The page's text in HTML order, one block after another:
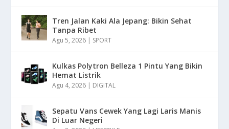
Tren Jalan Kaki Ala Jepang: Bikin Sehat
Tanpa Ribet
Agu 5, 2026 | SPORT
Kulkas Polytron Belleza 1 Pintu Yang Bikin
Hemat Listrik
Agu 4, 2026 | DIGITAL
Sepatu Vans Cewek Yang Lagi Laris Manis
Di Luar Negeri